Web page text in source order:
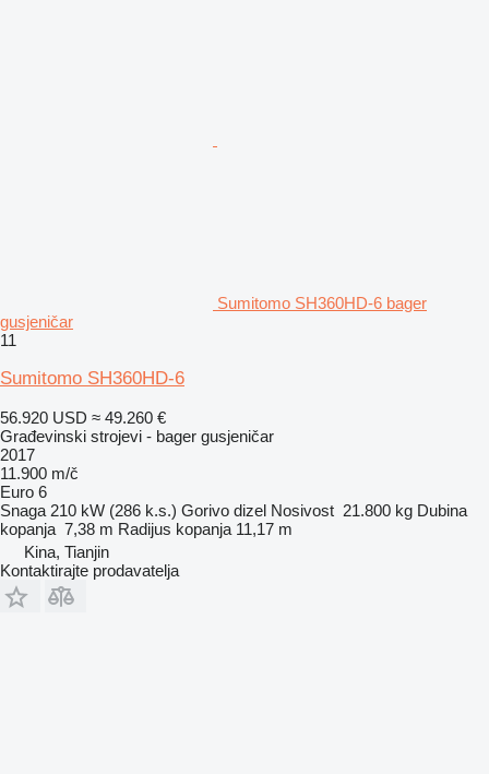
Sumitomo SH360HD-6 bager
gusjeničar
11
Sumitomo SH360HD-6
56.920 USD ≈ 49.260 €
Građevinski strojevi - bager gusjeničar
2017
11.900 m/č
Euro 6
Snaga 210 kW (286 k.s.) Gorivo dizel Nosivost 21.800 kg Dubina
kopanja 7,38 m Radijus kopanja 11,17 m
Kina, Tianjin
Kontaktirajte prodavatelja